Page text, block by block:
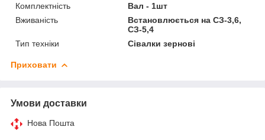
Комплектність
Вал - 1шт
Вживаність
Встановлюється на СЗ-3,6,
СЗ-5,4
Тип техніки
Сівалки зернові
Приховати
Умови доставки
Нова Пошта